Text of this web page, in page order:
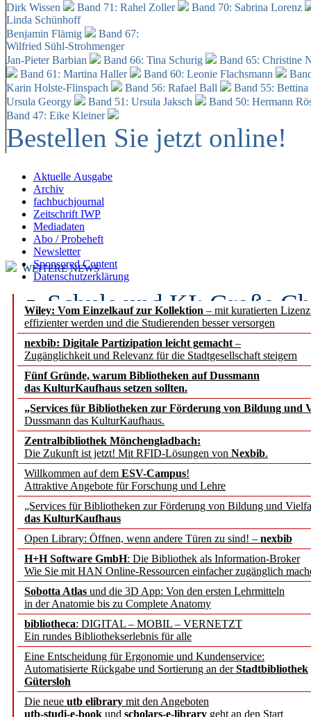
Dirk Wissen
Band 71: Rahel Zoller
Band 70: Sabrina Lorenz
Linda Schünhoff
Benjamin Flämig
Band 67:
Wilfried Sühl-Strohmenger
Jan-Pieter Barbian
Band 66: Tina Schurig
Band 65: Christine
Band 61: Martina Haller
Band 60: Leonie Flachsmann
Karin Holste-Flinspach
Band 56: Rafael Ball
Band 55:
Ursula Georgy
Band 51: Ursula Jaksch Band 50: Hermann
Band 47: Eike Kleiner
Bestellen Sie jetzt online!
Aktuelle Ausgabe
Archiv
fachbuchjournal
Zeitschrift IWP
Mediadaten
Abo / Probeheft
Newsletter
Sponsored Content
Datenschutzerklärung
Wiley: Vom Einzelkauf zur Kollektion – mit kuratierten
effizienter werden und die Studierenden besser versorgen
nexbib: Digitale Partizipation leicht gemacht –
Zugänglichkeit und Relevanz für die Stadtgesellschaft steigern
Fünf Gründe, warum Bibliotheken auf Dussmann
das KulturKaufhaus setzen sollten.
„Services für Bibliotheken zur Förderung von Bildung und
Dussmann das KulturKaufhaus.
Zentralbibliothek Mönchengladbach:
Die Zukunft ist jetzt! Mit RFID-Lösungen von Nexbib.
Willkommen auf dem ESV-Campus!
Attraktive Angebote für Forschung und Lehre
„Services für Bibliotheken zur Förderung von Bildung und
das KulturKaufhaus
Open Library: Öffnen, wenn andere Türen zu sind! – nexbib
H+H Software GmbH: Die Bibliothek als Information-Broker
Wie Sie mit HAN Online-Ressourcen einfacher zugänglich
Sobotta Atlas und die 3D App: Von den ersten Lehrmitteln
in der Anatomie bis zu Complete Anatomy
bibliotheca: DIGITAL – MOBIL – VERNETZT
Ein rundes Bibliothekserlebnis für alle
Eine Entscheidung für Ergonomie und Kundenservice:
Automatisierte Rückgabe und Sortierung an derStadtbibliothek
Gütersloh
Die neue utb elibrary mit den Angeboten
utb-studi-e-book und scholars-e-library geht an den Start
WEITERE NEWS
Schule und KI: Große
Voraussetzungen
Erfolgreiches erstes
Segment Research –
angepasst
konstruktiv!
Mohr Siebeck
und die Zeitschrift für
Francke Attempto
EBSCO Information
Recherchefunktionen in
Sorbisches Institut neu
Geschichte und